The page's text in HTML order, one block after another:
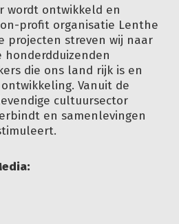
wordt ontwikkeld en
profit organisatie Lenthe
projecten streven wij naar
die ons land rijk is en
Vanuit de
cultuursector
en samenlevingen